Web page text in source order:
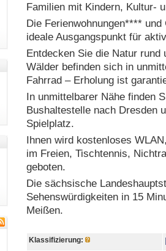
Familien mit Kindern, Kultur-
Die Ferienwohnungen****
ideale Ausgangspunkt für
Entdecken Sie die Natur rund
Wälder befinden sich in
Fahrrad – Erholung ist
In unmittelbarer Nähe finden
Bushaltestelle nach Dresden
Spielplatz.
Ihnen wird kostenloses
im Freien, Tischtennis,
geboten.
Die sächsische
Sehenswürdigkeiten in 15
Meißen.
Klassifizierung: